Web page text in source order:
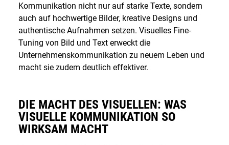
Kommunikation nicht nur auf starke Texte, sondern
auch auf hochwertige Bilder, kreative Designs und
authentische Aufnahmen setzen. Visuelles Fine-
Tuning von Bild und Text erweckt die
Unternehmenskommunikation zu neuem Leben und
macht sie zudem deutlich effektiver.
DIE MACHT DES VISUELLEN: WAS
VISUELLE KOMMUNIKATION SO
WIRKSAM MACHT